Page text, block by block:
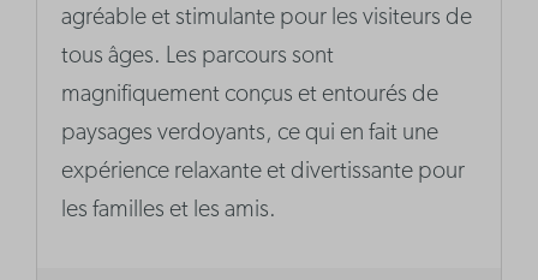
agréable et stimulante pour les visiteurs de
tous âges. Les parcours sont
magnifiquement conçus et entourés de
paysages verdoyants, ce qui en fait une
expérience relaxante et divertissante pour
les familles et les amis.